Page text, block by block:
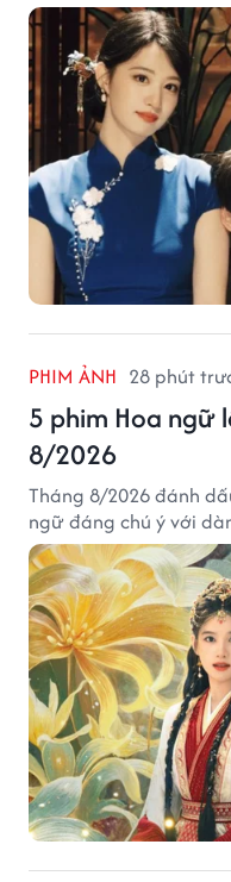
giả.
PHIM ẢNH 28 phút
5 phim Hoa ngữ
8/2026
Tháng 8/2026 đánh
ngữ đáng chú ý với